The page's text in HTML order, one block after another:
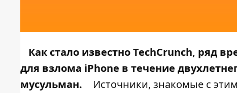
Как стало известноTechCrunch, ряд
для взлома iPhone в течение
мусульман.
Источники, знакомые с